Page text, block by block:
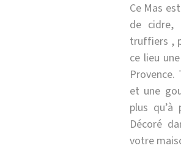
Ce Mas
de cidre,
truffiers ,
ce lieu
et une
plus
Décoré
votre